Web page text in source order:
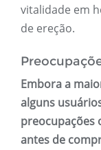
vitalidade em
de ereção.
Embora a
alguns
preocupações
antes de